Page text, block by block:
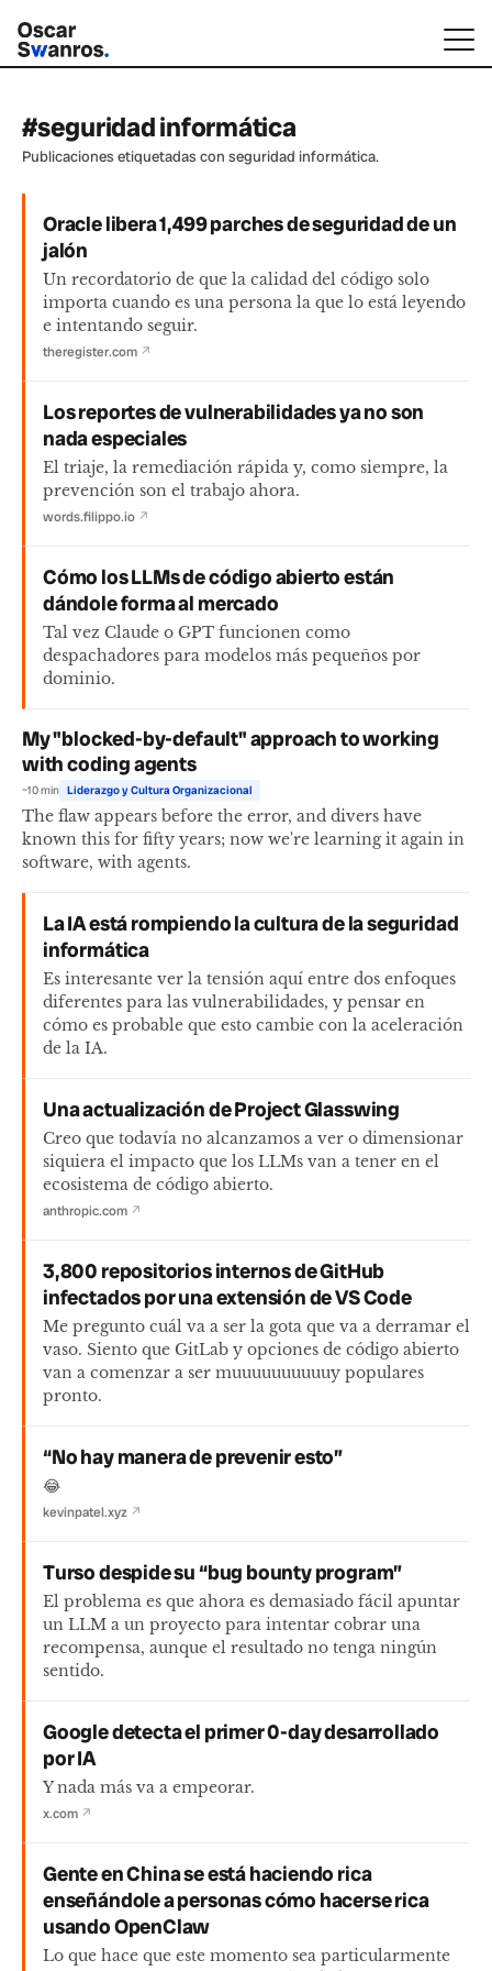
#seguridad informática
Publicaciones etiquetadas con seguridad informática.
Oracle libera 1,499 parches de seguridad de un
jalón
Un recordatorio de que la calidad del código solo
importa cuando es una persona la que lo está leyendo
e intentando seguir.
theregister.com ↗
Los reportes de vulnerabilidades ya no son
nada especiales
El triaje, la remediación rápida y, como siempre, la
prevención son el trabajo ahora.
words.filippo.io ↗
Cómo los LLMs de código abierto están
dándole forma al mercado
Tal vez Claude o GPT funcionen como
despachadores para modelos más pequeños por
dominio.
My "blocked-by-default" approach to working
with coding agents
~10 min Liderazgo y Cultura Organizacional
The flaw appears before the error, and divers have
known this for fifty years; now we're learning it again in
software, with agents.
La IA está rompiendo la cultura de la seguridad
informática
Es interesante ver la tensión aquí entre dos enfoques
diferentes para las vulnerabilidades, y pensar en
cómo es probable que esto cambie con la aceleración
de la IA.
Una actualización de Project Glasswing
Creo que todavía no alcanzamos a ver o dimensionar
siquiera el impacto que los LLMs van a tener en el
ecosistema de código abierto.
anthropic.com ↗
3,800 repositorios internos de GitHub
infectados por una extensión de VS Code
Me pregunto cuál va a ser la gota que va a derramar el
vaso. Siento que GitLab y opciones de código abierto
van a comenzar a ser muuuuuuuuuuy populares
pronto.
“No hay manera de prevenir esto”
😂
kevinpatel.xyz ↗
Turso despide su “bug bounty program”
El problema es que ahora es demasiado fácil apuntar
un LLM a un proyecto para intentar cobrar una
recompensa, aunque el resultado no tenga ningún
sentido.
Google detecta el primer 0-day desarrollado
por IA
Y nada más va a empeorar.
x.com ↗
Gente en China se está haciendo rica
enseñándole a personas cómo hacerse rica
usando OpenClaw
Lo que hace que este momento sea particularmente